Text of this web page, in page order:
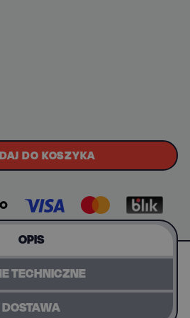
DO KOSZYKA
OPIS
TECHNICZNE
DOSTAWA